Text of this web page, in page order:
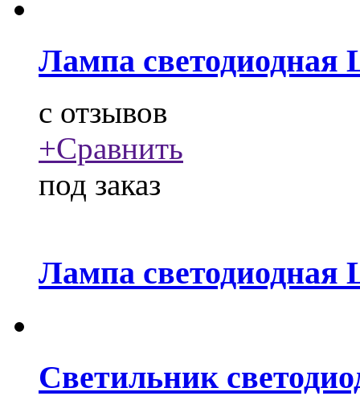
Лампа светодиодная
c отзывов
+Сравнить
под заказ
Лампа светодиодная
Светильник